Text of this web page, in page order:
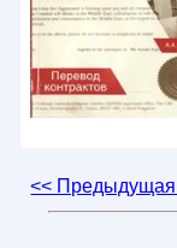
<< Предыдущая